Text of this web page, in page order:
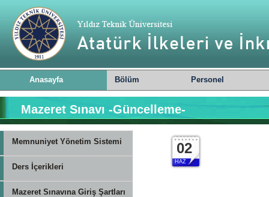
Anasayfa Bölüm Personel
Mazeret Sınavı -Güncelleme-
Memnuniyet Yönetim Sistemi
Ders İçerikleri
Mazeret Sınavına Giriş Şartları
02
HAZ